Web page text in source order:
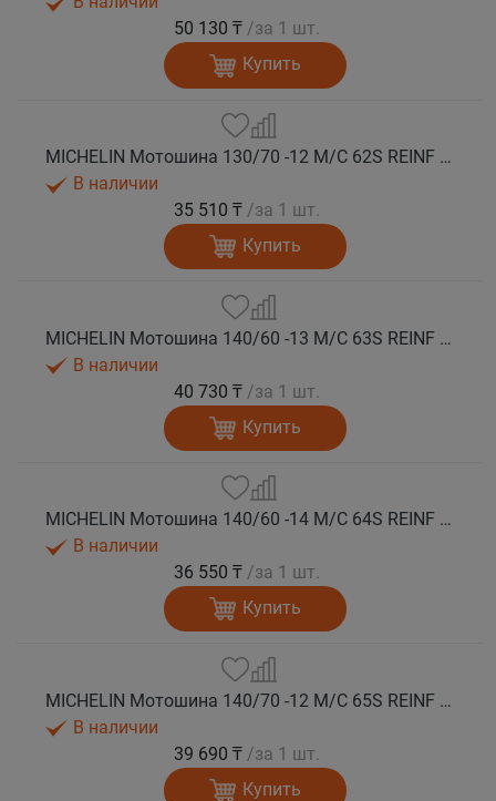
50 130 ₸ /за 1 шт.
Купить
MICHELIN Мотошина 130/70 -12 M/C 62S REINF CITY GRIP 2 F/R TL
В наличии
35 510 ₸ /за 1 шт.
Купить
MICHELIN Мотошина 140/60 -13 M/C 63S REINF CITY GRIP 2 R TL
В наличии
40 730 ₸ /за 1 шт.
Купить
MICHELIN Мотошина 140/60 -14 M/C 64S REINF CITY GRIP 2 PG R TL
В наличии
36 550 ₸ /за 1 шт.
Купить
MICHELIN Мотошина 140/70 -12 M/C 65S REINF CITY GRIP 2 R TL
В наличии
39 690 ₸ /за 1 шт.
Купить